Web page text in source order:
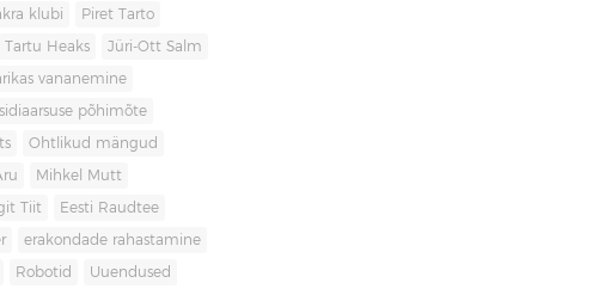
klubi Piret Tarto
Tartu Heaks Jüri-Ott Salm
vananemine
põhimõte
Ohtlikud mängud
Mihkel Mutt
Tiit Eesti Raudtee
erakondade rahastamine
Robotid Uuendused